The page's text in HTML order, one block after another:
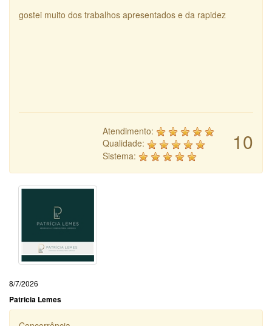
gostei muito dos trabalhos apresentados e da rapidez
10
Atendimento:
Qualidade:
Sistema:
8/7/2026
Patricia Lemes